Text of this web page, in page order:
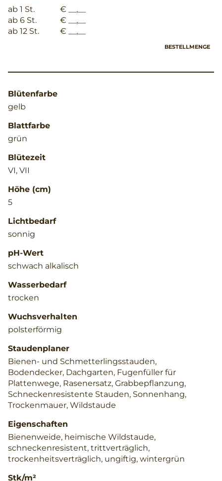
ab 1 St.
€ __,__
ab 6 St.
€ __,__
ab 12 St.
€ __,__
BESTELLMENGE
Blütenfarbe
gelb
Blattfarbe
grün
Blütezeit
VI, VII
Höhe (cm)
5
Lichtbedarf
sonnig
pH-Wert
schwach alkalisch
Wasserbedarf
trocken
Wuchsverhalten
polsterförmig
Staudenplaner
Bienen- und Schmetterlingsstauden,
Bodendecker, Dachgarten, Fugenfüller für
Plattenwege, Rasenersatz, Grabbepflanzung,
Schneckenresistente Stauden, Sonnenhang,
Trockenmauer, Wildstaude
Eigenschaften
Bienenweide, heimische Wildstaude,
schneckenresistent, trittverträglich,
trockenheitsverträglich, ungiftig, wintergrün
Stk/m²